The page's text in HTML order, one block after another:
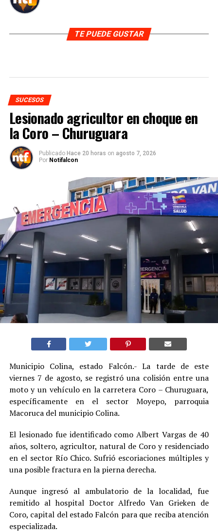
TE PUEDE GUSTAR
SUCESOS
Lesionado agricultor en choque en
la Coro – Churuguara
Publicado Hace 20 horas on agosto 7, 2026
Por Notifalcon
Municipio Colina, estado Falcón.- La tarde de este
viernes 7 de agosto, se registró una colisión entre una
moto y un vehículo en la carretera Coro – Churuguara,
específicamente en el sector Moyepo, parroquia
Macoruca del municipio Colina.
El lesionado fue identificado como Albert Vargas de 40
años, soltero, agricultor, natural de Coro y residenciado
en el sector Río Chico. Sufrió escoriaciones múltiples y
una posible fractura en la pierna derecha.
Aunque ingresó al ambulatorio de la localidad, fue
remitido al hospital Doctor Alfredo Van Grieken de
Coro, capital del estado Falcón para que reciba atención
especializada.